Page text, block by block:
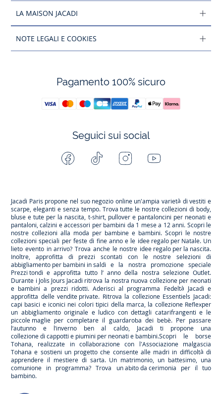
LA MAISON JACADI
NOTE LEGALI E COOKIES
Pagamento 100% sicuro
Seguici sui social
Facebook Tiktok InstagramYoutube
Jacadi Paris propone nel suo negozio online un'ampia varietà di vestiti e
scarpe, eleganti e senza tempo. Trova tutte le nostre collezioni di body,
bluse e tute per la nascita, t-shirt, pullover e pantaloncini per neonati e
pantaloni, calzini e accessori per bambini da 1 mese a 12 anni. Scopri le
nostre collezioni alla moda per bambine e bambini. Scopri le nostre
collezioni speciali per feste di fine anno e le idee regalo per Natale. Un
lieto evento in arrivo? Trova anche le nostre idee regalo per la nascita.
Inoltre, approfitta di prezzi scontati con le nostre selezioni di
abbigliamento per bambini in saldi e la nostra promozione speciale
Prezzi tondi e approfitta tutto l’ anno della nostra selezione Outlet.
Durante i Jolis Jours Jacadi ritrova la nostra nuova collezione per neonati
e bambini a prezzi ridotti. Aderisci al programma Fedeltà Jacadi e
approfitta dellevendite private. Ritrova la collezione Essentiels Jacadi:
capi basici e iconici nei colori tipici della marca, la collezione Reflexper
un abbigliamento originale e ludico con dettagli catarifrangenti e le
piccole maglie per completare il guardaroba dei bebè. Per passare
l’autunno e l’inverno ben al caldo, Jacadi ti propone una
collezione di cappotti e piumini per neonati e bambini.Scopri le borse
Tohana, realizzate in collaborazione con l'Associazione malgascia
Tohana e sostieni un progetto che consente alle madri in difficoltà di
apprendere il mestiere di sarta. Un matrimonio, un battesimo, una
comunione in programma? Trova un abito da cerimonia per il tuo
bambino.